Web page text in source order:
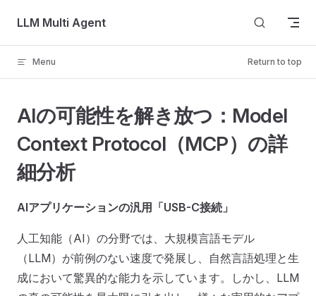
Skip to content
LLM Multi Agent
Menu Return to top
AIの可能性を解き放つ：Model
Context Protocol（MCP）の詳
細分析
AIアプリケーションの汎用「USB-C接続」
人工知能（AI）の分野では、大規模言語モデル
（LLM）が前例のない速度で発展し、自然言語処理と生
成において驚異的な能力を示しています。しかし、LLM